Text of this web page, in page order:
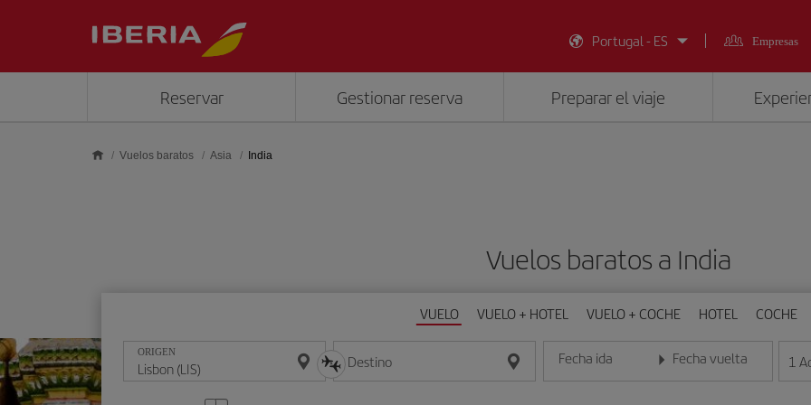
Portugal - ES
Empresas
Reservar Gestionar reserva Preparar el viaje
Vuelos baratos Asia India
Vuelos baratos a India
VUELO VUELO + HOTEL VUELO + COCHE HOTEL COCHE
ORIGEN Destino Fecha ida
Introduce la fecha en formato día/mes/año
Fecha vuelta
Introduce la fecha en 1